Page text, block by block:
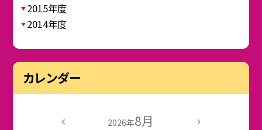
2015年度
2014年度
カレンダー
2026年8月